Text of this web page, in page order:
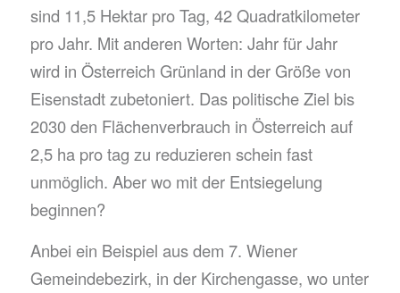
sind 11,5 Hektar pro Tag, 42 Quadratkilometer
pro Jahr. Mit anderen Worten: Jahr für Jahr
wird in Österreich Grünland in der Größe von
Eisenstadt zubetoniert. Das politische Ziel bis
2030 den Flächenverbrauch in Österreich auf
2,5 ha pro tag zu reduzieren schein fast
unmöglich. Aber wo mit der Entsiegelung
beginnen?
Anbei ein Beispiel aus dem 7. Wiener
Gemeindebezirk, in der Kirchengasse, wo unter